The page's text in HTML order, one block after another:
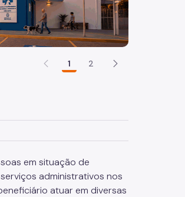
1 2
em situação de
administrativos nos
atuar em diversas